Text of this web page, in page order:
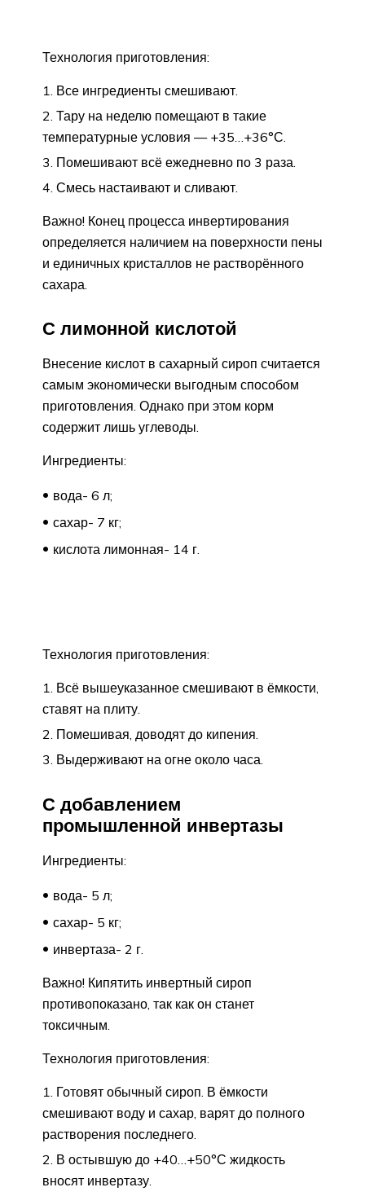
Технология приготовления:
Все ингредиенты смешивают.
Тару на неделю помещают в такие
температурные условия — +35…+36°С.
Помешивают всё ежедневно по 3 раза.
Смесь настаивают и сливают.
Важно! Конец процесса инвертирования
определяется наличием на поверхности пены
и единичных кристаллов не растворённого
сахара.
С лимонной кислотой
Внесение кислот в сахарный сироп считается
самым экономически выгодным способом
приготовления. Однако при этом корм
содержит лишь углеводы.
Ингредиенты:
вода- 6 л;
сахар- 7 кг;
кислота лимонная- 14 г.
Технология приготовления:
Всё вышеуказанное смешивают в ёмкости,
ставят на плиту.
Помешивая, доводят до кипения.
Выдерживают на огне около часа.
С добавлением
промышленной инвертазы
Ингредиенты:
вода- 5 л;
сахар- 5 кг;
инвертаза- 2 г.
Важно! Кипятить инвертный сироп
противопоказано, так как он станет
токсичным.
Технология приготовления:
Готовят обычный сироп. В ёмкости
смешивают воду и сахар, варят до полного
растворения последнего.
В остывшую до +40…+50°С жидкость
вносят инвертазу.